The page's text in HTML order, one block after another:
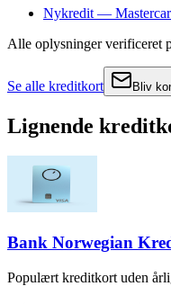
Nykredit —
Alle oplysninger verificeret
Se alle kreditkort Bliv
Lignende
Bank Norwegian
Populært kreditkort uden